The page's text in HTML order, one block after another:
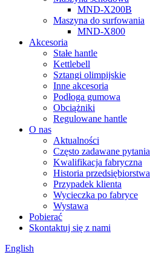
MND-X200B
Maszyna do surfowania
MND-X800
Akcesoria
Stałe hantle
Kettlebell
Sztangi olimpijskie
Inne akcesoria
Podłoga gumowa
Obciążniki
Regulowane hantle
O nas
Aktualności
Często zadawane pytania
Kwalifikacja fabryczna
Historia przedsiębiorstwa
Przypadek klienta
Wycieczka po fabryce
Wystawa
Pobierać
Skontaktuj się z nami
English